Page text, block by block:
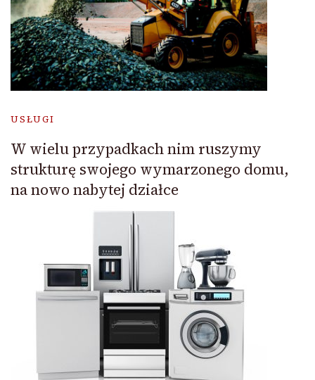
USŁUGI
W wielu przypadkach nim ruszymy
strukturę swojego wymarzonego domu,
na nowo nabytej działce